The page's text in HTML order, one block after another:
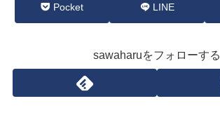
Pocket LINE
sawaharuをフォローする